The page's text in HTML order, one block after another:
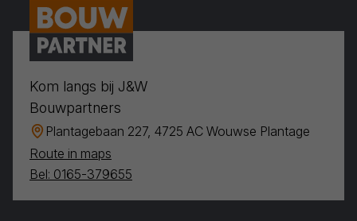
Kom langs bij J&W
Bouwpartners
Plantagebaan 227, 4725 AC Wouwse Plantage
Route in maps
Bel: 0165-379655